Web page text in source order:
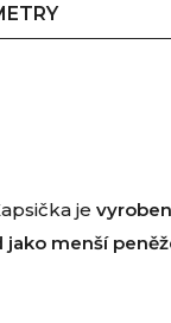
je
menší